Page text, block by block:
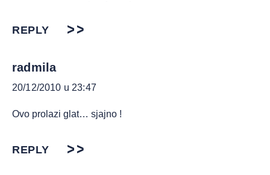
REPLY
radmila
20/12/2010 u 23:47
Ovo prolazi glat… sjajno !
REPLY